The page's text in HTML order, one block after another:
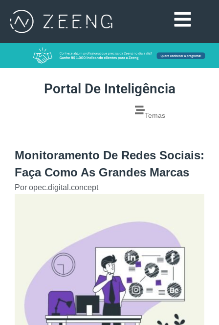
Portal De Inteligência
Temas
Monitoramento De Redes Sociais:
Faça Como As Grandes Marcas
Por opec.digital.concept